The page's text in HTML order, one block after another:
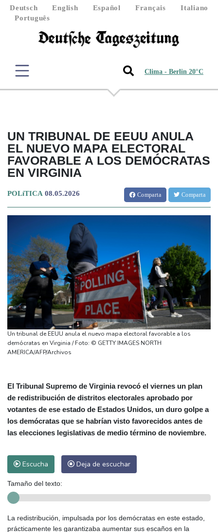
Deutsch English Español Français
Italiano
Português
Clima - Berlin 20°C
UN TRIBUNAL DE EEUU ANULA
EL NUEVO MAPA ELECTORAL
FAVORABLE A LOS DEMÓCRATAS
EN VIRGINIA
POLíTICA 08.05.2026 Comparta Comparta
Un tribunal de EEUU anula el nuevo mapa electoral favorable a los
demócratas en Virginia / Foto: © GETTY IMAGES NORTH
AMERICA/AFP/Archivos
El Tribunal Supremo de Virginia revocó el viernes un plan
de redistribución de distritos electorales aprobado por
votantes de ese estado de Estados Unidos, un duro golpe a
los demócratas que se habrían visto favorecidos antes de
las elecciones legislativas de medio término de noviembre.
Escucha Deja de escuchar
Tamaño del texto:
La redistribución, impulsada por los demócratas en este estado,
prácticamente les garantizaba aumentar sus escaños en la